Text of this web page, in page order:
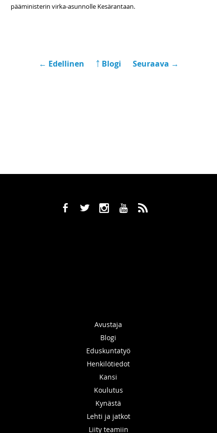
pääministerin virka-asunnolle Kesärantaan.
← Edellinen ￪ Blogi Seuraava →
b a x r ,
Avustaja
Blogi
Eduskuntatyö
Henkilötiedot
Kansi
Koulutus
Kynästä
Lehti ja jatkot
Liity teamiin